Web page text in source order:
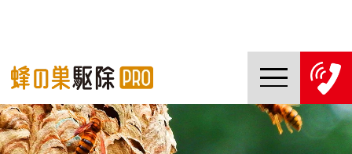
TOP
蜂の巣駆除PROについて